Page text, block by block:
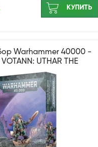
КУПИТЬ
Warhammer 40000 -
VOTANN: UTHAR THE